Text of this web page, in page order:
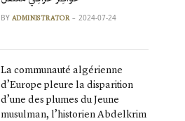
BY ADMINISTRATOR 2024-07-24
La communauté algérienne
d’Europe pleure la disparition
d’une des plumes du Jeune
musulman, l’historien Abdelkrim